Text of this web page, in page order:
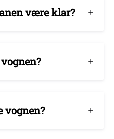
være klar?
vognen?